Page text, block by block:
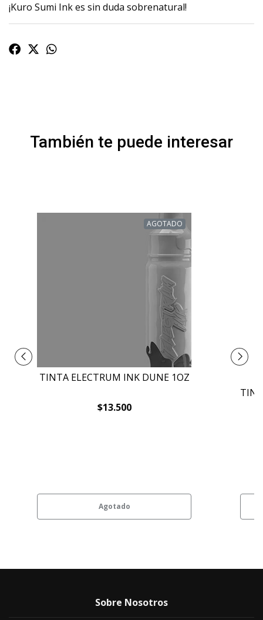
¡Kuro Sumi Ink es sin duda sobrenatural!
También te puede interesar
AGOTADO
TINTA ELECTRUM INK DUNE 1OZ
$13.500
Agotado
Sobre Nosotros